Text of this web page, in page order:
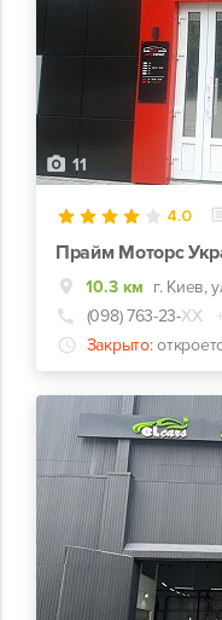
11
4.0
Прайм Моторс
10.3 км г. Киев,
(098) 763-23-ХХ
Закрыто: